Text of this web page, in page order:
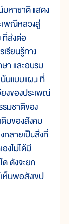
หาชาติ แสดง
เพณีหลวงสู่
ที่ส่งต่อ
รียนรู้ทาง
า และอบรม
นแบบแผน ที่
งของประเพณี
มชาติของ
มของสังคม
กลายเป็นสิ่งที่
งไม่ได้มี
ดังจะยก
ห็นพอสังเขป